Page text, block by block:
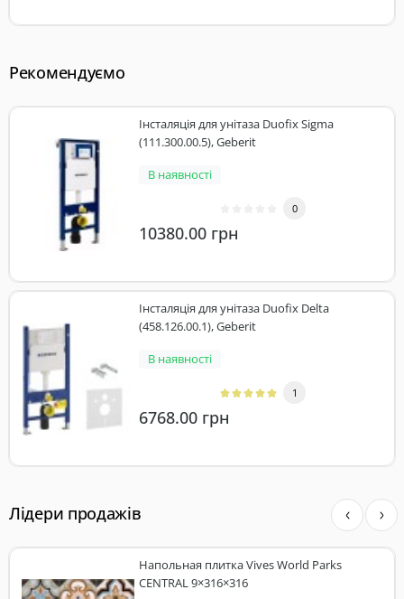
Рекомендуємо
Інсталяція для унітаза Duofix Sigma
(111.300.00.5), Geberit
В наявності
0
10380.00 грн
Інсталяція для унітаза Duofix Delta
(458.126.00.1), Geberit
В наявності
1
6768.00 грн
Лідери продажів
Напольная плитка Vives World Parks
CENTRAL 9×316×316